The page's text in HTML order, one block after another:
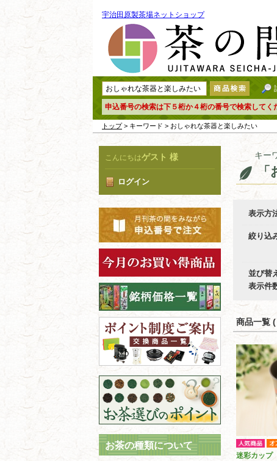
宇治田原製茶場ネットショップ
申込番号の検索は下５桁か４桁の番号で検索してく
トップ> キーワード > おしゃれな茶器と楽しみたい
こんにちはゲスト 様
ログイン
お茶の種類について
キー
表示方
絞り込
並び替
表示件
商品一覧
迷彩カップ